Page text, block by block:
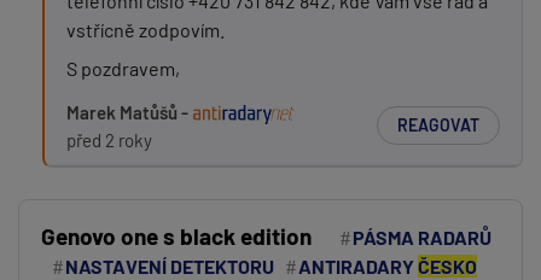
vstřícně zodpovím.
S pozdravem,
Marek Matůšů -
před 2 roky
REAGOVAT
Genovo one s black edition
PÁSMA RADARŮ
NASTAVENÍ DETEKTORU
ANTIRADARYČESKO